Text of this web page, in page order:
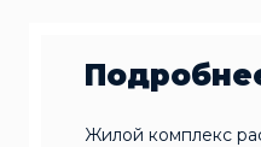
Жилой комплекс